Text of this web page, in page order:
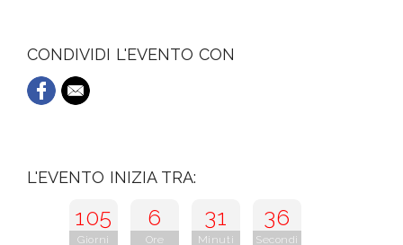
CONDIVIDI L'EVENTO CON
L'EVENTO INIZIA TRA:
105
Giorni
6
Ore
31
Minuti
35
Secondi